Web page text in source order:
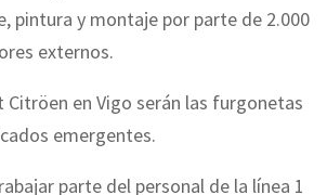
pintura y montaje por parte de 2.000
externos.
Citröen en Vigo serán las furgonetas
emergentes.
parte del personal de la línea 1